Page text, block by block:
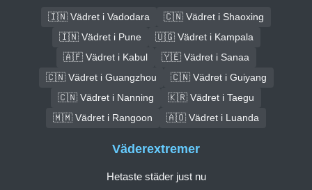
🇮🇳 Vädret i Vadodara
🇨🇳 Vädret i Shaoxing
🇮🇳 Vädret i Pune
🇺🇬 Vädret i Kampala
🇦🇫 Vädret i Kabul
🇾🇪 Vädret i Sanaa
🇨🇳 Vädret i Guangzhou
🇨🇳 Vädret i Guiyang
🇨🇳 Vädret i Nanning
🇰🇷 Vädret i Taegu
🇲🇲 Vädret i Rangoon
🇦🇴 Vädret i Luanda
Väderextremer
Hetaste städer just nu